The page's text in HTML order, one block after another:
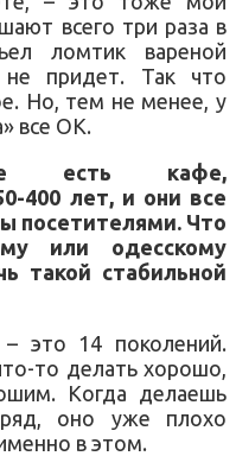
всего три раза в
ломтик вареной
придет. Так что
Но, тем не менее, у
все ОК.
есть кафе,
400 лет, и они все
посетителями. Что
или одесскому
такой стабильной
это 14 поколений.
то делать хорошо,
Когда делаешь
оно уже плохо
в этом.